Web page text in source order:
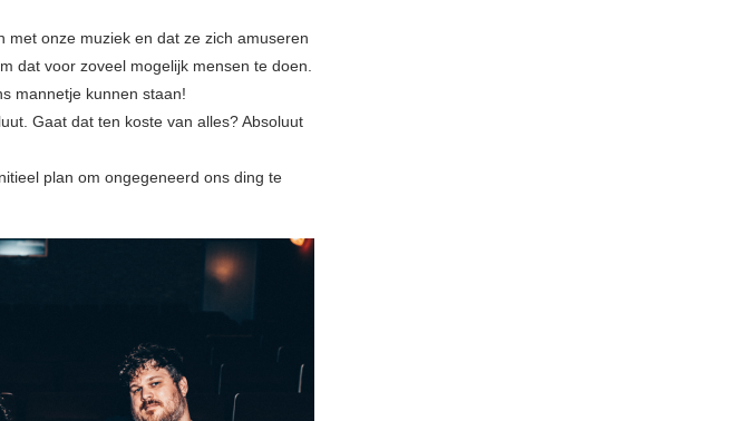
onze muziek en dat ze zich amuseren
dat voor zoveel mogelijk mensen te doen.
mannetje kunnen staan!
Gaat dat ten koste van alles? Absoluut
plan om ongegeneerd ons ding te